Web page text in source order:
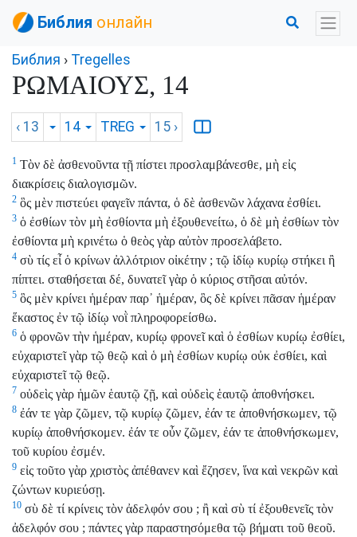
Библия онлайн
Библия › Tregelles
ΡΩΜΑΙΟΥΣ, 14
‹ 13 14 TREG 15 ›
1 Τὸν δὲ ἀσθενοῦντα τῇ πίστει προσλαμβάνεσθε, μὴ εἰς
διακρίσεις διαλογισμῶν.
2 ὃς μὲν πιστεύει φαγεῖν πάντα, ὁ δὲ ἀσθενῶν λάχανα ἐσθίει.
3 ὁ ἐσθίων τὸν μὴ ἐσθίοντα μὴ ἐξουθενείτω, ὁ δὲ μὴ ἐσθίων τὸν
ἐσθίοντα μὴ κρινέτω ὁ θεὸς γὰρ αὐτὸν προσελάβετο.
4 σὺ τίς εἶ ὁ κρίνων ἀλλότριον οἰκέτην ; τῷ ἰδίῳ κυρίῳ στήκει ἢ
πίπτει. σταθήσεται δέ, δυνατεῖ γὰρ ὁ κύριος στῆσαι αὐτόν.
5 ὃς μὲν κρίνει ἡμέραν παρ᾽ ἡμέραν, ὃς δὲ κρίνει πᾶσαν ἡμέραν
ἕκαστος ἐν τῷ ἰδίῳ νοῒ πληροφορείσθω.
6 ὁ φρονῶν τὴν ἡμέραν, κυρίῳ φρονεῖ καὶ ὁ ἐσθίων κυρίῳ ἐσθίει,
εὐχαριστεῖ γὰρ τῷ θεῷ καὶ ὁ μὴ ἐσθίων κυρίῳ οὐκ ἐσθίει, καὶ
εὐχαριστεῖ τῷ θεῷ.
7 οὐδεὶς γὰρ ἡμῶν ἑαυτῷ ζῇ, καὶ οὐδεὶς ἑαυτῷ ἀποθνήσκει.
8 ἐάν τε γὰρ ζῶμεν, τῷ κυρίῳ ζῶμεν, ἐάν τε ἀποθνήσκωμεν, τῷ
κυρίῳ ἀποθνήσκομεν. ἐάν τε οὖν ζῶμεν, ἐάν τε ἀποθνήσκωμεν,
τοῦ κυρίου ἐσμέν.
9 εἰς τοῦτο γὰρ χριστὸς ἀπέθανεν καὶ ἔζησεν, ἵνα καὶ νεκρῶν καὶ
ζώντων κυριεύσῃ.
10 σὺ δὲ τί κρίνεις τὸν ἀδελφόν σου ; ἢ καὶ σὺ τί ἐξουθενεῖς τὸν
ἀδελφόν σου ; πάντες γὰρ παραστησόμεθα τῷ βήματι τοῦ θεοῦ.